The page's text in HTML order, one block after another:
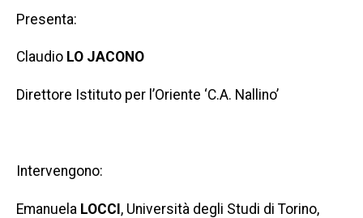
Presenta:
Claudio LO JACONO
Direttore Istituto per l’Oriente ‘C.A. Nallino’
Intervengono:
Emanuela LOCCI, Università degli Studi di Torino,